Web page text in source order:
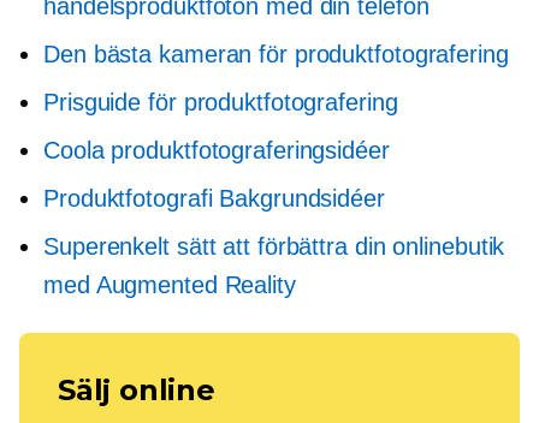
handelsproduktfoton med din telefon
Den bästa kameran för produktfotografering
Prisguide för produktfotografering
Coola produktfotograferingsidéer
Produktfotografi Bakgrundsidéer
Superenkelt sätt att förbättra din onlinebutik
med Augmented Reality
Sälj online